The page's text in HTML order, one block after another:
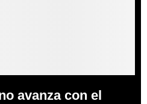
avanza con el